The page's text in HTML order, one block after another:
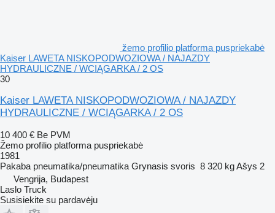
žemo profilio platforma puspriekabė
Kaiser LAWETA NISKOPODWOZIOWA / NAJAZDY
HYDRAULICZNE / WCIĄGARKA / 2 OS
30
Kaiser LAWETA NISKOPODWOZIOWA / NAJAZDY
HYDRAULICZNE / WCIĄGARKA / 2 OS
10 400 € Be PVM
Žemo profilio platforma puspriekabė
1981
Pakaba pneumatika/pneumatika Grynasis svoris 8 320 kgAšys 2
Vengrija, Budapest
Laslo Truck
Susisiekite su pardavėju